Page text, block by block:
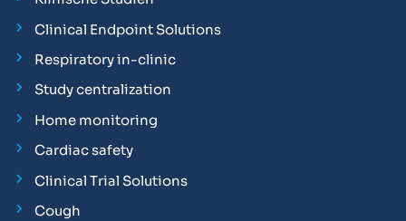
Clinical Endpoint Solutions
Respiratory in-clinic
Study centralization
Home monitoring
Cardiac safety
Clinical Trial Solutions
Cough